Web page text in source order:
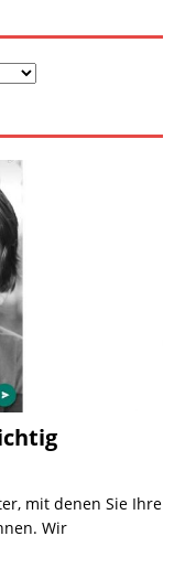
mit denen Sie Ihre
Wir